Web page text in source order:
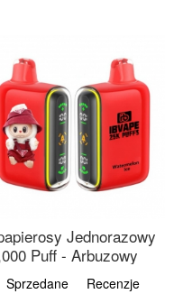
Jednorazowy
Puff - Arbuzowy
| Orzeźwiający Smak
Sprzedane Recenzje